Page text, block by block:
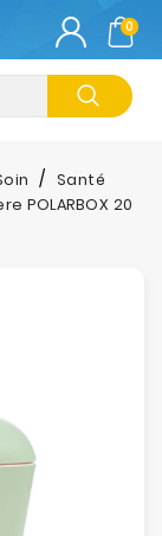
0
Santé
POLARBOX 20